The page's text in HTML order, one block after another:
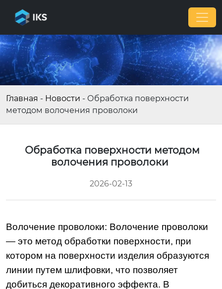
Главная - Новости - Обработка поверхности
методом волочения проволоки
Обработка поверхности методом
волочения проволоки
2026-02-13
Волочение проволоки: Волочение проволоки
— это метод обработки поверхности, при
котором на поверхности изделия образуются
линии путем шлифовки, что позволяет
добиться декоративного эффекта. В